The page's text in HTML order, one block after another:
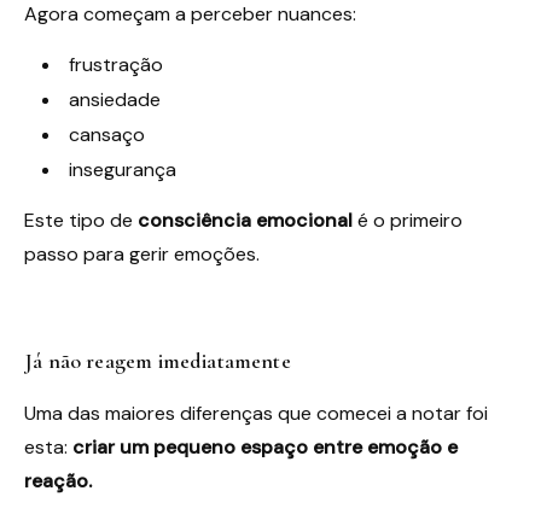
Agora começam a perceber nuances:
frustração
ansiedade
cansaço
insegurança
Este tipo de consciência emocionalé o primeiro
passo para gerir emoções.
Já não reagem imediatamente
Uma das maiores diferenças que comecei a notar foi
esta: criar um pequeno espaço entre emoção e
reação.